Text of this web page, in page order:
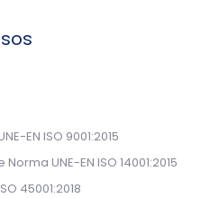
EN ISO 9001:2015
UNE-EN ISO 14001:2015
45001:2018